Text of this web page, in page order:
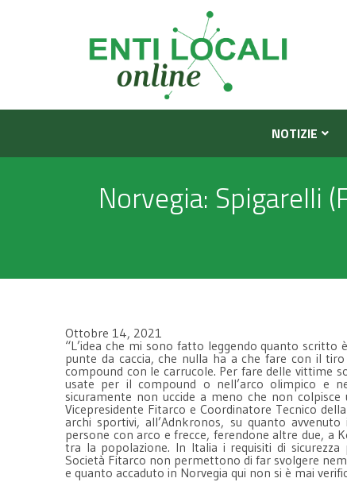
NOTIZIE
Norvegia: Spigarelli
Ottobre 14, 2021
“L’idea che mi sono fatto leggendo quanto
punte da caccia, che nulla ha a che fare con il
compound con le carrucole. Per fare delle vittime
usate per il compound o nell’arco olimpico e
sicuramente non uccide a meno che non colpisce
Vicepresidente Fitarco e Coordinatore Tecnico
archi sportivi, all’Adnkronos, su quanto
persone con arco e frecce, ferendone altre due, a
tra la popolazione. In Italia i requisiti di
Società Fitarco non permettono di far svolgere
e quanto accaduto in Norvegia qui non si è mai